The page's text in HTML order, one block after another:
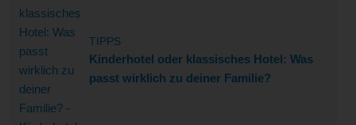
TIPPS
Kinderhotel oder klassisches Hotel: Was
passt wirklich zu deiner Familie?